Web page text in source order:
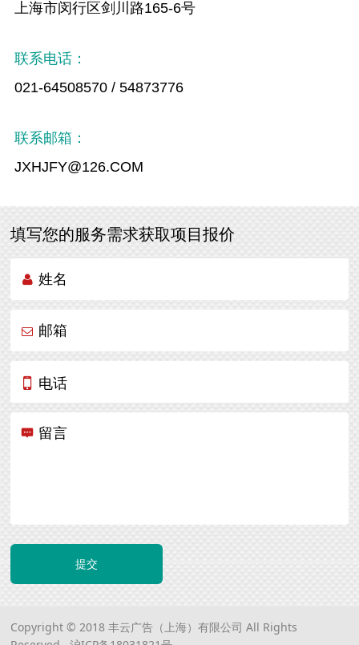
上海市闵行区剑川路165-6号
联系电话：
021-64508570 / 54873776
联系邮箱：
JXHJFY@126.COM
填写您的服务需求获取项目报价
姓名
邮箱
电话
留言
提交
Copyright © 2018 丰云广告（上海）有限公司 All Rights